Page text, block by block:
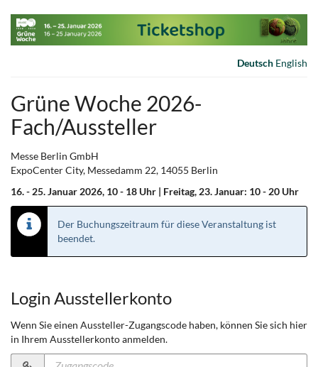
Zum
Haupt-
Inhalt
Deutsch English
Grüne Woche 2026-
Fach/Aussteller
Messe Berlin GmbH
ExpoCenter City, Messedamm 22, 14055 Berlin
16. - 25. Januar 2026, 10 - 18 Uhr | Freitag, 23. Januar: 10 - 20 Uhr
Der Buchungszeitraum für diese Veranstaltung ist
beendet.
Login Ausstellerkonto
Wenn Sie einen Aussteller-Zugangscode haben, können Sie sich hier
in Ihrem Ausstellerkonto anmelden.
Zugangscode